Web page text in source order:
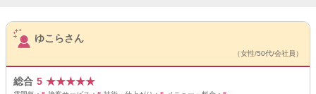
サロンPick Up
ゆこらさん
（女性/50代/会社員）
総合 5 ★★★★★